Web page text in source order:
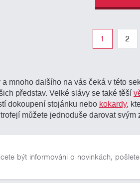
1 2
mnoho dalšího na vás čeká v této
představ. Velké slávy se také těší
dokoupení stojánku nebo kokardy,
můžete jednoduše darovat
být informováni o novinkách,